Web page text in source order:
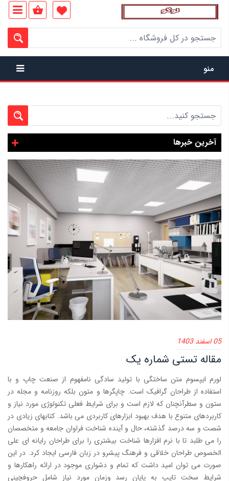
منو
آخرین خبرها
05 اسفند 1403
مقاله تستی شماره یک
لورم ایپسوم متن ساختگی با تولید سادگی نامفهوم از صنعت چاپ و با
استفاده از طراحان گرافیک است. چاپگرها و متون بلکه روزنامه و مجله در
ستون و سطرآنچنان که لازم است و برای شرایط فعلی تکنولوژی مورد نیاز و
کاربردهای متنوع با هدف بهبود ابزارهای کاربردی می باشد. کتابهای زیادی در
شصت و سه درصد گذشته، حال و آینده شناخت فراوان جامعه و متخصصان
را می طلبد تا با نرم افزارها شناخت بیشتری را برای طراحان رایانه ای علی
الخصوص طراحان خلاقی و فرهنگ پیشرو در زبان فارسی ایجاد کرد. در این
صورت می توان امید داشت که تمام و دشواری موجود در ارائه راهکارها و
شرایط سخت تایپ به پایان رسد وزمان مورد نیاز شامل حروفچینی